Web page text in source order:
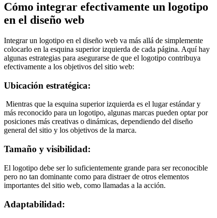
Cómo integrar efectivamente un logotipo
en el diseño web
Integrar un logotipo en el diseño web va más allá de simplemente
colocarlo en la esquina superior izquierda de cada página. Aquí hay
algunas estrategias para asegurarse de que el logotipo contribuya
efectivamente a los objetivos del sitio web:
Ubicación estratégica:
Mientras que la esquina superior izquierda es el lugar estándar y
más reconocido para un logotipo, algunas marcas pueden optar por
posiciones más creativas o dinámicas, dependiendo del diseño
general del sitio y los objetivos de la marca.
Tamaño y visibilidad:
El logotipo debe ser lo suficientemente grande para ser reconocible
pero no tan dominante como para distraer de otros elementos
importantes del sitio web, como llamadas a la acción.
Adaptabilidad: